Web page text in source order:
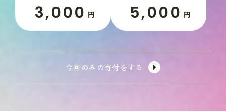
3,000 円 5,000 円
今回のみの寄付をする